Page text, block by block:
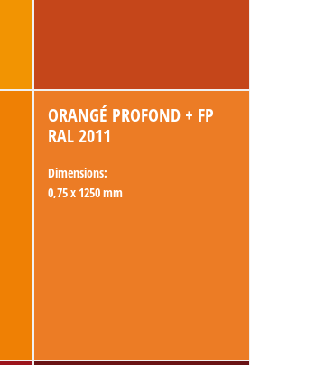
ORANGÉ PROFOND + FP
RAL 2011
Dimensions:
0,75 x 1250 mm